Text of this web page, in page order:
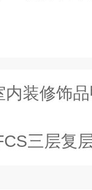
修饰品甲醛
三层复层